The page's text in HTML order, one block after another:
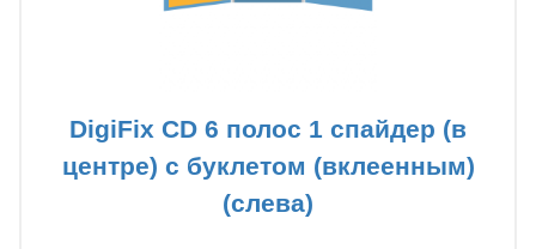
DigiFix CD 6 полос 1 спайдер (в
центре) с буклетом (вклеенным)
(слева)